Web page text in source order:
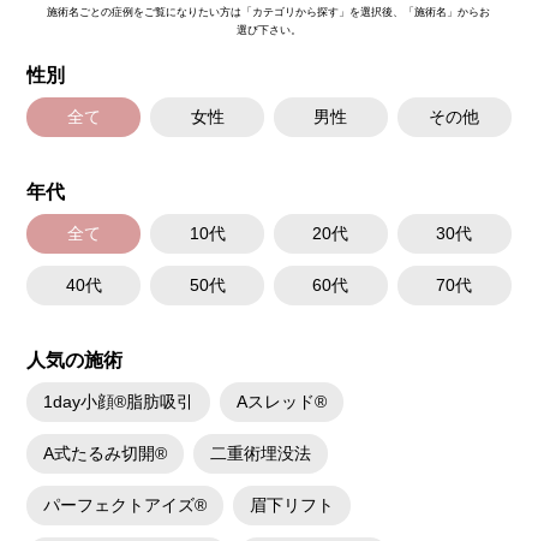
施術名ごとの症例をご覧になりたい方は「カテゴリから探す」を選択後、「施術名」からお
選び下さい。
性別
全て 女性 男性 その他
年代
全て 10代 20代 30代
40代 50代 60代 70代
人気の施術
1day小顔®脂肪吸引 Aスレッド®
A式たるみ切開® 二重術埋没法
パーフェクトアイズ® 眉下リフト